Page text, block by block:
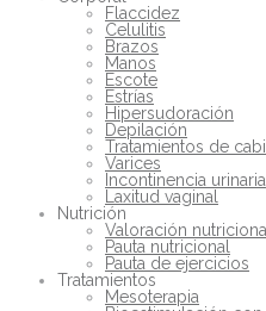
Flaccidez
Celulitis
Brazos
Manos
Escote
Estrías
Hipersudoración
Depilación
Tratamientos de
Varices
Incontinencia urinaria
Laxitud vaginal
Nutrición
Valoración
Pauta nutricional
Pauta de ejercicios
Tratamientos
Mesoterapia